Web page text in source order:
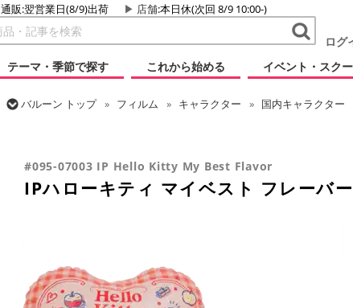
通販:翌営業日(8/9)出荷 店舗:本日休(次回 8/9 10:00-)
ログ
テーマ・季節で探す
これから始める イベント・スク
バルーン トップ フィルム キャラクター 国内キャラクター
#095-07003 IP Hello Kitty My Best Flavor
IPハローキティ マイベスト フレーバー